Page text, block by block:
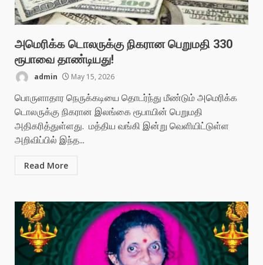
அமெரிக்க டொலருக்கு நிகரான பெறுமதி 330
ரூபாவை தாண்டியது!
admin May 15, 2026
பொருளாதார நெருக்கடியை தொடர்ந்து மீண்டும் அமெரிக்க
டொலருக்கு நிகரான இலங்கை ரூபாயின் பெறுமதி
அதிகரித்துள்ளது. மத்திய வங்கி இன்று வெளியிட்டுள்ள
அறிவிப்பில் இந்த...
Read More